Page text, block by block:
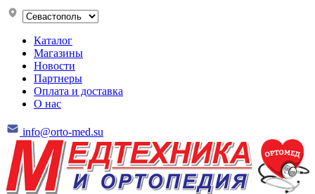
Каталог
Магазины
Новости
Партнеры
Оплата и доставка
О нас
info@orto-med.su